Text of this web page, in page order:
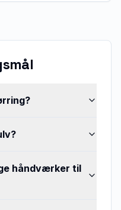
håndværker til